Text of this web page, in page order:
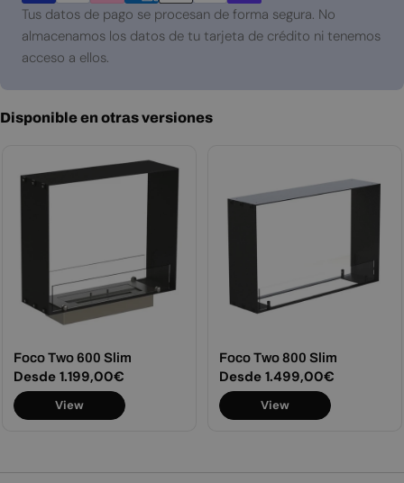
pago
Tus datos de pago se procesan de forma segura. No
almacenamos los datos de tu tarjeta de crédito ni tenemos
acceso a ellos.
Disponible en otras versiones
Foco Two 600 Slim
Precio
habitual
Desde 1.199,00€
View
Foco Two 800 Slim
Precio
habitual
Desde 1.499,00€
View